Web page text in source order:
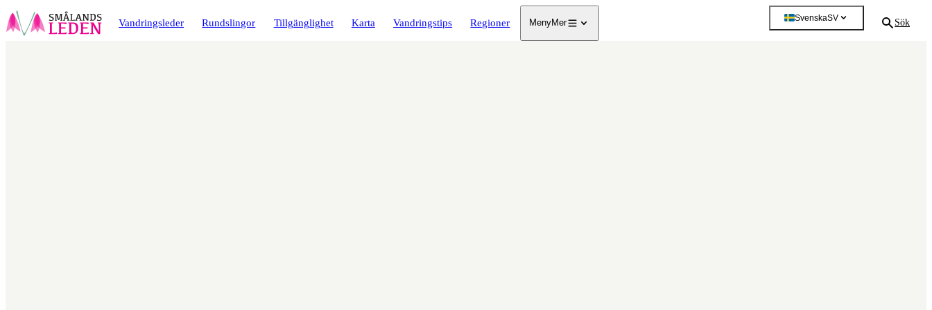
Vandringsleder Rundslingor Tillgänglighet Karta Vandringstips Regioner MenyMer
SvenskaSV Sök